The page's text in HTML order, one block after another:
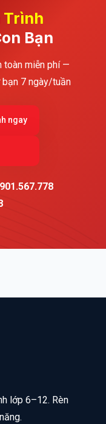
Trình
Bạn
toàn miễn phí —
7 ngày/tuần
ngay
lớp 6–12. Rèn